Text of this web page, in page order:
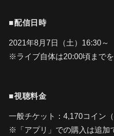
■配信日時
2021年8月7日（土）16:30～
※ライブ自体は20:00頃までを
■視聴料金
一般チケット：4,170コイン（
※「アプリ」での購入は追加